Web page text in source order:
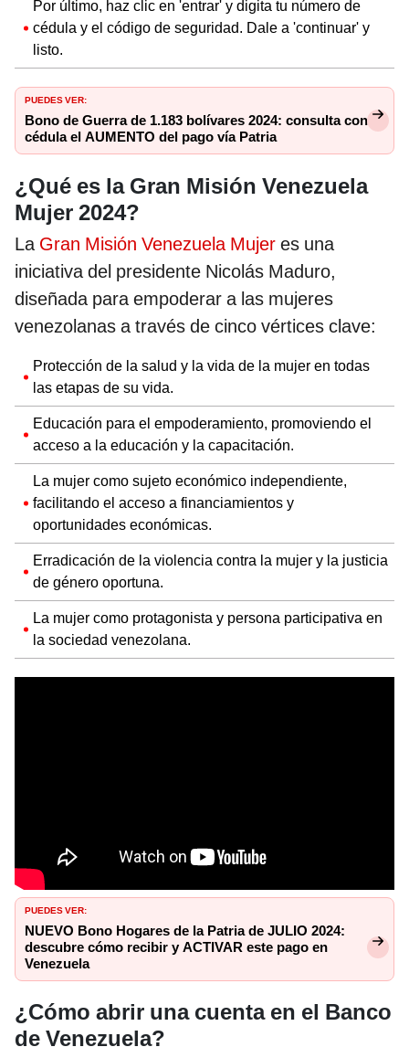
Por último, haz clic en 'entrar' y digita tu número de
cédula y el código de seguridad. Dale a 'continuar' y
listo.
PUEDES VER:
Bono de Guerra de 1.183 bolívares 2024: consulta con
cédula el AUMENTO del pago vía Patria
¿Qué es la Gran Misión Venezuela
Mujer 2024?
La Gran Misión Venezuela Mujer es una
iniciativa del presidente Nicolás Maduro,
diseñada para empoderar a las mujeres
venezolanas a través de cinco vértices clave:
Protección de la salud y la vida de la mujer en todas
las etapas de su vida.
Educación para el empoderamiento, promoviendo el
acceso a la educación y la capacitación.
La mujer como sujeto económico independiente,
facilitando el acceso a financiamientos y
oportunidades económicas.
Erradicación de la violencia contra la mujer y la justicia
de género oportuna.
La mujer como protagonista y persona participativa en
la sociedad venezolana.
PUEDES VER:
NUEVO Bono Hogares de la Patria de JULIO 2024:
descubre cómo recibir y ACTIVAR este pago en
Venezuela
¿Cómo abrir una cuenta en el Banco
de Venezuela?